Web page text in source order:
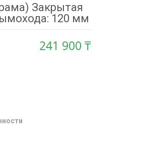
Закрытая
120 мм
241 900 ₸